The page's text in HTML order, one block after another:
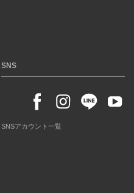
SNS
SNSアカウント一覧